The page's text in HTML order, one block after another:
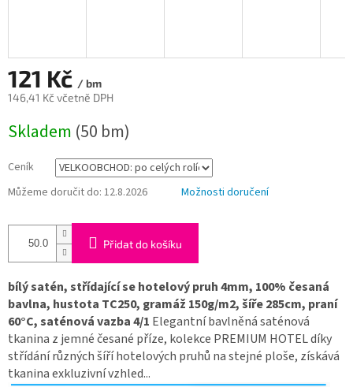
121 Kč / bm
146,41 Kč včetně DPH
cena:
Skladem (50 bm)
Ceník
Můžeme doručit do: 12.8.2026 Možnosti doručení
Přidat do košíku
bílý satén, střídající se hotelový pruh 4mm, 100% česaná
bavlna, hustota TC250, gramáž 150g/m2, šíře 285cm, praní
60°C, saténová vazba 4/1 Elegantní bavlněná saténová
tkanina z jemné česané příze, kolekce PREMIUM HOTEL díky
střídání různých šíří hotelových pruhů na stejné ploše, získává
tkanina exkluzivní vzhled...